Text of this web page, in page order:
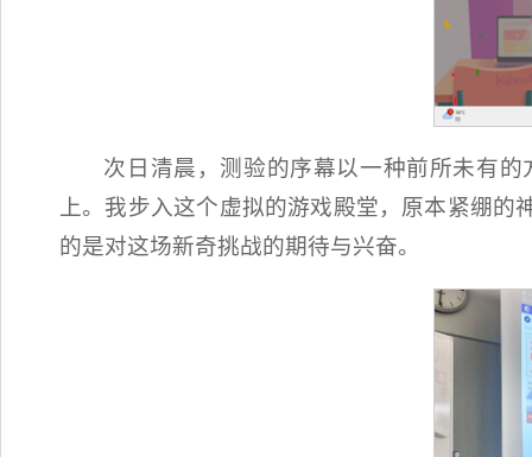
次日清晨，测验的序幕以一种前所未有
上。我步入这个虚拟的游戏殿堂，原本紧绷的
的是对这场新奇挑战的期待与兴奋。